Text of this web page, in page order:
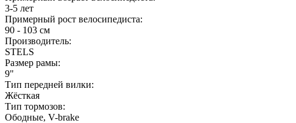
3-5 лет
Примерный рост велосипедиста:
90 - 103 см
Производитель:
STELS
Размер рамы:
9"
Тип передней вилки:
Жёсткая
Тип тормозов:
Ободные, V-brake